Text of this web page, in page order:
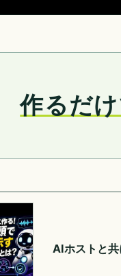
作るだ
AIホストと